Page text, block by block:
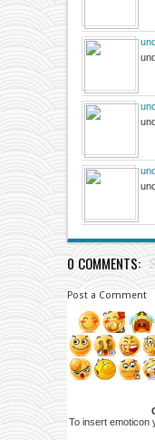
0 COMMENTS:
Post a Comment
To insert emoticon